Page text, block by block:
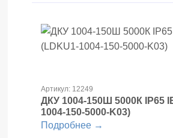
Артикул: 12249
ДКУ 1004-150Ш 5000К IP65
1004-150-5000-K03)
Подробнее →